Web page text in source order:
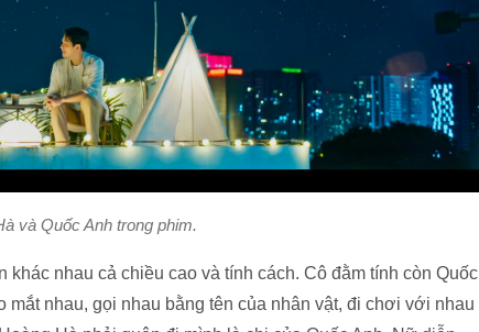
và Quốc Anh trong phim.
khác nhau cả chiều cao và tính cách. Cô đằm tính còn Quốc
mắt nhau, gọi nhau bằng tên của nhân vật, đi chơi với nhau